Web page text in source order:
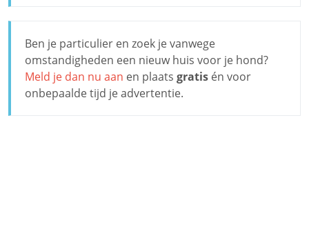
Ben je particulier en zoek je vanwege
omstandigheden een nieuw huis voor je hond?
Meld je dan nu aan en plaats gratis én voor
onbepaalde tijd je advertentie.